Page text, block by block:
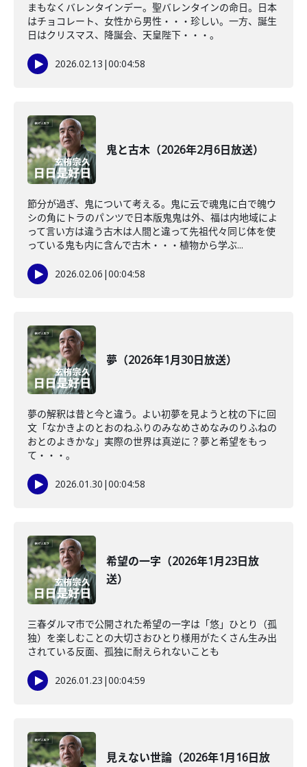
まもなくバレンタインデー。聖バレンタインの命日。日本
はチョコレート、女性から男性・・・珍しい。一方、誕生
日はクリスマス、降誕会、天皇陛下・・・。
2026.02.13 |00:04:58
鬼と古木（2026年2月6日放送）
節分が過ぎ、鬼について考える。鬼に云で魂鬼に白で魄ウ
シの角にトラのパンツで日本版鬼鬼は外、福は内地域によ
って言い方は違う古木は人間と違って先祖代々同じ体を使
っている鬼も内に含んで古木・・・植物から学ぶ...
2026.02.06 |00:04:58
夢（2026年1月30日放送）
夢の解釈は昔と今と違う。よい初夢を見ようと枕の下に回
文「なかきよのとおのねふりのみなめさめなみのりふねの
おとのよきかな」実際の世界は真逆に？夢と希望をもっ
て・・・。
2026.01.30 |00:04:58
希望の一字（2026年1月23日放
送）
三春ダルマ市で公開された希望の一字は「悠」ひとり（孤
独）を楽しむことの大切さおひとり様用がたくさん生み出
されている反面、孤独に耐えられないことも
2026.01.23 |00:04:59
見えない世論（2026年1月16日放